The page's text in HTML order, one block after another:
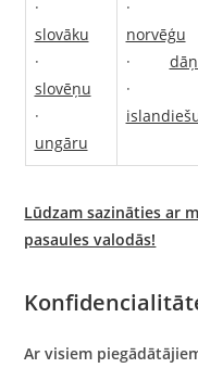
·
slovāku
·
slovēņu
·
ungāru
·
norvēģu
·
·
Lūdzam sazināties ar
pasaules valodās!
Ar visiem